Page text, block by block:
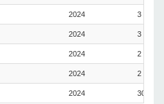
2024 3
2024 3
2024 2
2024 2
2024 30